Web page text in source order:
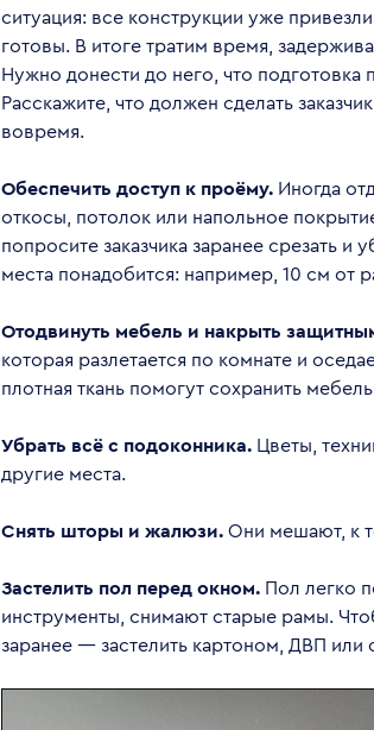
ситуация: все конструкции уже
готовы. В итоге тратим время,
Нужно донести до него, что
Расскажите, что должен сделать
вовремя.
Обеспечить доступ к проёму. Иногда
откосы, потолок или напольное
попросите заказчика заранее срезать и
места понадобится: например, 10 см от
Отодвинуть мебель и накрыть
которая разлетается по комнате и
плотная ткань помогут сохранить
Убрать всё с подоконника. Цветы,
другие места.
Снять шторы и жалюзи. Они мешают, к
Застелить пол перед окном. Пол легко
инструменты, снимают старые рамы.
заранее — застелить картоном, ДВП или